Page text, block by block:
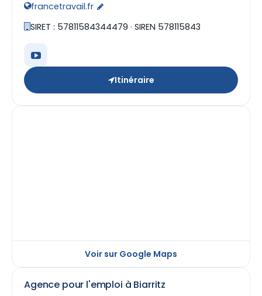
francetravail.fr
SIRET : 57811584344479 · SIREN 578115843
Itinéraire
Voir sur Google Maps
Agence pour l'emploi à Biarritz